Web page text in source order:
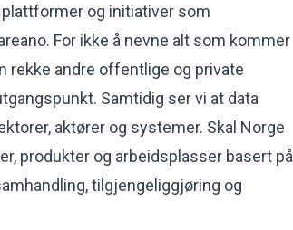
og initiativer som
For ikke å nevne alt som kommer
andre offentlige og private
Samtidig ser vi at data
aktører og systemer. Skal Norge
produkter og arbeidsplasser basert på
tilgjengeliggjøring og